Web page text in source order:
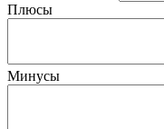
Плюсы
Минусы